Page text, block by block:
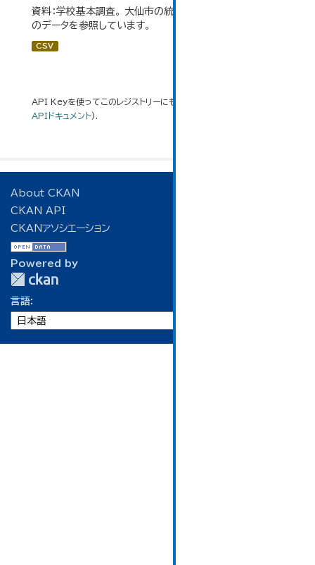
資料：学校基本調査。 大仙市の統計「14-3 小学校の状況」
のデータを参照しています。
CSV
API Keyを使ってこのレジストリーにもアクセス可能です
APIドキュメント).
About CKAN
CKAN API
CKANアソシエーション
Powered by
言語